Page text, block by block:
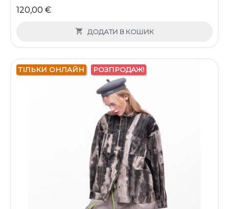
120,00 €
 ДОДАТИ В КОШИК
ТІЛЬКИ ОНЛАЙН РОЗПРОДАЖ!